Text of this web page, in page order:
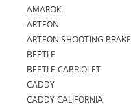
AMAROK
ARTEON
ARTEON SHOOTING BRAKE
BEETLE
BEETLE CABRIOLET
CADDY
CADDY CALIFORNIA